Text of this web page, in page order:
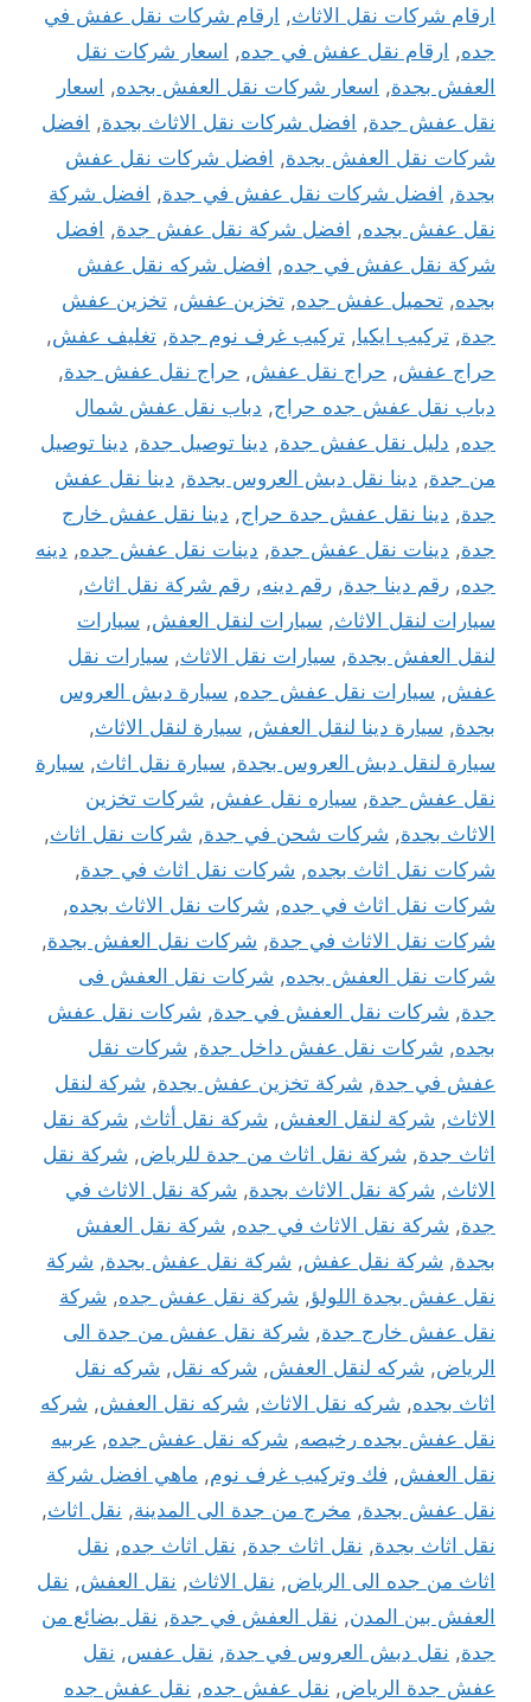
ارقام شركات نقل الاثاث, ارقام شركات نقل عفش في
جده, ارقام نقل عفش في جده, اسعار شركات نقل
العفش بجدة, اسعار شركات نقل العفش بجده, اسعار
نقل عفش جدة, افضل شركات نقل الاثاث بجدة, افضل
شركات نقل العفش بجدة, افضل شركات نقل عفش
بجدة, افضل شركات نقل عفش في جدة, افضل شركة
نقل عفش بجده, افضل شركة نقل عفش جدة, افضل
شركة نقل عفش في جده, افضل شركه نقل عفش
بجده, تحميل عفش جده, تخزين عفش, تخزين عفش
جدة, تركيب ايكيا, تركيب غرف نوم جدة, تغليف عفش,
حراج عفش, حراج نقل عفش, حراج نقل عفش جدة,
دباب نقل عفش جده حراج, دباب نقل عفش شمال
جده, دليل نقل عفش جدة, دينا توصيل جدة, دينا توصيل
من جدة, دينا نقل دبش العروس بجدة, دينا نقل عفش
جدة, دينا نقل عفش جدة حراج, دينا نقل عفش خارج
جدة, دينات نقل عفش جدة, دينات نقل عفش جده, دينه
جده, رقم دينا جدة, رقم دينه, رقم شركة نقل اثاث,
سيارات لنقل الاثاث, سيارات لنقل العفش, سيارات
لنقل العفش بجدة, سيارات نقل الاثاث, سيارات نقل
عفش, سيارات نقل عفش جده, سيارة دبش العروس
بجدة, سيارة دينا لنقل العفش, سيارة لنقل الاثاث,
سيارة لنقل دبش العروس بجدة, سيارة نقل اثاث, سيارة
نقل عفش جدة, سياره نقل عفش, شركات تخزين
الاثاث بجدة, شركات شحن في جدة, شركات نقل اثاث,
شركات نقل اثاث بجده, شركات نقل اثاث في جدة,
شركات نقل اثاث في جده, شركات نقل الاثاث بجده,
شركات نقل الاثاث في جدة, شركات نقل العفش بجدة,
شركات نقل العفش بجده, شركات نقل العفش فى
جدة, شركات نقل العفش في جدة, شركات نقل عفش
بجده, شركات نقل عفش داخل جدة, شركات نقل
عفش في جدة, شركة تخزين عفش بجدة, شركة لنقل
الاثاث, شركة لنقل العفش, شركة نقل أثاث, شركة نقل
اثاث جدة, شركة نقل اثاث من جدة للرياض, شركة نقل
الاثاث, شركة نقل الاثاث بجدة, شركة نقل الاثاث في
جدة, شركة نقل الاثاث في جده, شركة نقل العفش
بجدة, شركة نقل عفش, شركة نقل عفش بجدة, شركة
نقل عفش بجدة اللولؤ, شركة نقل عفش جده, شركة
نقل عفش خارج جدة, شركة نقل عفش من جدة الى
الرياض, شركه لنقل العفش, شركه نقل, شركه نقل
اثاث بجده, شركه نقل الاثاث, شركه نقل العفش, شركه
نقل عفش بجده رخيصه, شركه نقل عفش جده, عربيه
نقل العفش, فك وتركيب غرف نوم, ماهي افضل شركة
نقل عفش بجدة, مخرج من جدة الى المدينة, نقل اثاث,
نقل اثاث بجدة, نقل اثاث جدة, نقل اثاث جده, نقل
اثاث من جده الى الرياض, نقل الاثاث, نقل العفش, نقل
العفش بين المدن, نقل العفش في جدة, نقل بضائع من
جدة, نقل دبش العروس في جدة, نقل عفس, نقل
عفش جدة الرياض, نقل عفش جده, نقل عفش جده